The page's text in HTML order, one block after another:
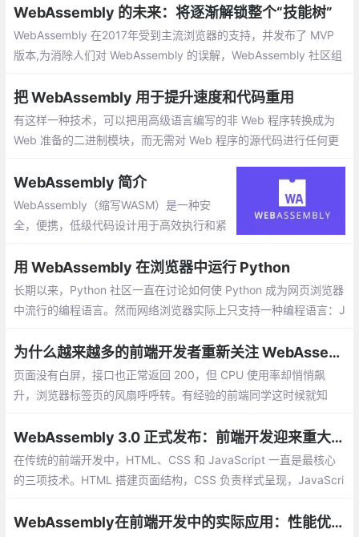
直到现在。但一种新的Web开发形式已然出
现，声言会取代JavaScript
WebAssembly 的未来：将逐渐解锁整个“技能树”
WebAssembly 在2017年受到主流浏览器的支持，并发布了 MVP
版本,为消除人们对 WebAssembly 的误解，WebAssembly 社区组
发展路径做了非常详细的解释。
把 WebAssembly 用于提升速度和代码重用
有这样一种技术，可以把用高级语言编写的非 Web 程序转换成为
Web 准备的二进制模块，而无需对 Web 程序的源代码进行任何更
箱中执行。执行的 Web 模块可以与其他 Web 技术无缝地交互
WebAssembly 简介
WebAssembly（缩写WASM）是一种安
全，便携，低级代码设计用于高效执行和紧
高性能应用，不需要针对网络的特定假设或
提供特定的定制化的网络功能
用 WebAssembly 在浏览器中运行 Python
长期以来，Python 社区一直在讨论如何使 Python 成为网页浏览器
中流行的编程语言。然而网络浏览器实际上只支持一种编程语言：J
为什么越来越多的前端开发者重新关注 WebAssembly
页面没有白屏，接口也正常返回 200，但 CPU 使用率却悄悄飙
升，浏览器标签页的风扇呼呼转。有经验的前端同学这时候就知
WebAssembly 3.0 正式发布：前端开发迎来重大升级
在传统的前端开发中，HTML、CSS 和 JavaScript 一直是最核心
的三项技术。HTML 搭建页面结构，CSS 负责样式呈现，JavaScri
Wasm）的技术正在成为前端领域的“第四语言”
WebAssembly在前端开发中的实际应用：性能优化和加密算法